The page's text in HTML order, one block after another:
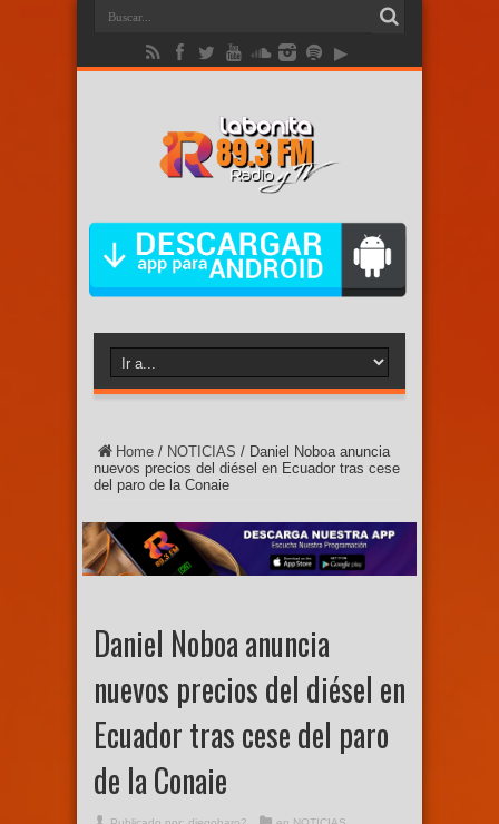
Home / NOTICIAS / Daniel Noboa anuncia
nuevos precios del diésel en Ecuador tras cese
del paro de la Conaie
Daniel Noboa anuncia
nuevos precios del diésel en
Ecuador tras cese del paro
de la Conaie